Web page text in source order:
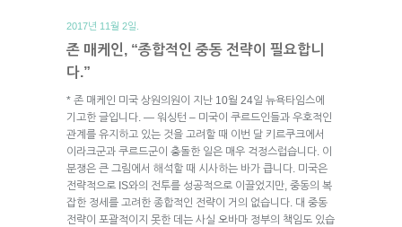
2017년 11월 2일.
존 매케인, “종합적인 중동 전략이 필요합니
다.”
* 존 매케인 미국 상원의원이 지난 10월 24일 뉴욕타임스에
기고한 글입니다. — 워싱턴 – 미국이 쿠르드인들과 우호적인
관계를 유지하고 있는 것을 고려할 때 이번 달 키르쿠크에서
이라크군과 쿠르드군이 충돌한 일은 매우 걱정스럽습니다. 이
분쟁은 큰 그림에서 해석할 때 시사하는 바가 큽니다. 미국은
전략적으로 IS와의 전투를 성공적으로 이끌었지만, 중동의 복
잡한 정세를 고려한 종합적인 전략이 거의 없습니다. 대 중동
전략이 포괄적이지 못한 데는 사실 오바마 정부의 책임도 있습